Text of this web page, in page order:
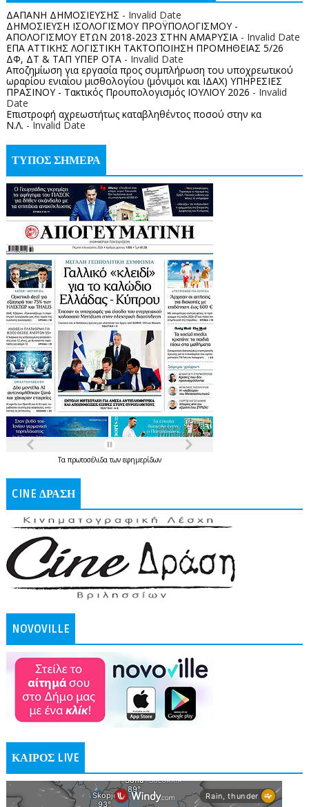
ΔΑΠΑΝΗ ΔΗΜΟΣΙΕΥΣΗΣ - Invalid Date
ΔΗΜΟΣΙΕΥΣΗ ΙΣΟΛΟΓΙΣΜΟΥ ΠΡΟΫΠΟΛΟΓΙΣΜΟΥ -
ΑΠΟΛΟΓΙΣΜΟΥ ΕΤΩΝ 2018-2023 ΣΤΗΝ ΑΜΑΡΥΣΙΑ- Invalid Date
ΕΠΑ ΑΤΤΙΚΗΣ ΛΟΓΙΣΤΙΚΗ ΤΑΚΤΟΠΟΙΗΣΗ ΠΡΟΜΗΘΕΙΑΣ 5/26
ΔΦ, ΔΤ & ΤΑΠ ΥΠΕΡ ΟΤΑ- Invalid Date
Αποζημίωση για εργασία προς συμπλήρωση του υποχρεωτικού
ωραρίου ενιαίου μισθολογίου (μόνιμοι και ΙΔΑΧ) ΥΠΗΡΕΣΙΕΣ
ΠΡΑΣΙΝΟΥ - Τακτικός Προυπολογισμός ΙΟΥΛΙΟΥ 2026 - Invalid
Date
Επιστροφή αχρεωστήτως καταβληθέντος ποσoύ στην κα
Ν.Λ. - Invalid Date
ΤΥΠΟΣ ΣΗΜΕΡΑ
Τα πρωτοσέλιδατων εφημερίδων
CINE ΔΡΑΣΗ
NOVOVILLE
ΚΑΙΡΟΣ LIVE